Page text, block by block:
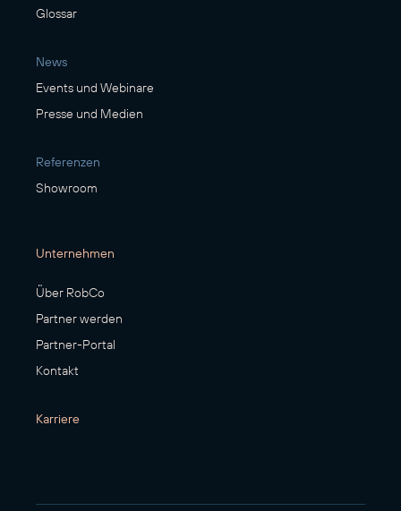
Glossar
News
Events und Webinare
Presse und Medien
Referenzen
Showroom
Unternehmen
Über RobCo
Partner werden
Partner-Portal
Kontakt
Karriere